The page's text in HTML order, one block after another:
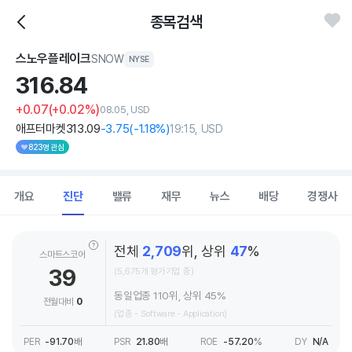
종목검색
스노우플레이크SNOW NYSE
316.84
+0.07(+0.02%)08.05, USD
애프터마켓313.09-3.75(-1.18%)19:15, USD
823명 관심
개요 진단 밸류 재무 뉴스 배당 경쟁사
스마트스코어
39
전월대비 0
전체 2,709위, 상위 47%
(5,675개 평가기업 중)
동일업종 110위, 상위 45%
(업종 - Software - Application)
PER -91.70배 PSR 21.80배 ROE -57.20% DY N/A